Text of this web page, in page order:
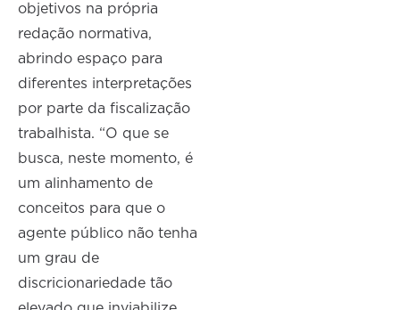
objetivos na própria
redação normativa,
abrindo espaço para
diferentes interpretações
por parte da fiscalização
trabalhista. “O que se
busca, neste momento, é
um alinhamento de
conceitos para que o
agente público não tenha
um grau de
discricionariedade tão